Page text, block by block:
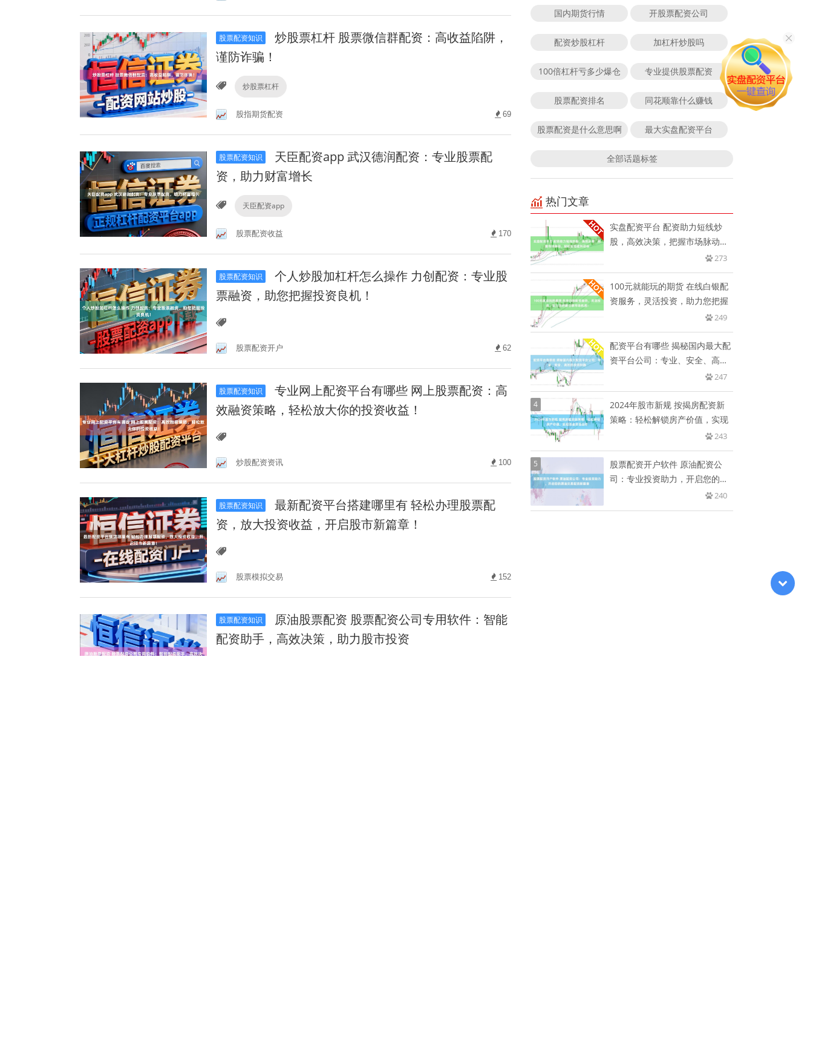
股票配资知识
炒股票杠杆 股票微信群配资：高收益陷阱，
谨防诈骗！
炒股票杠杆
股指期货配资 69
股票配资知识
天臣配资app 武汉德润配资：专业股票配
资，助力财富增长
天臣配资app
股票配资收益 170
股票配资知识
个人炒股加杠杆怎么操作 力创配资：专业股
票融资，助您把握投资良机！
股票配资开户 62
股票配资知识
专业网上配资平台有哪些 网上股票配资：高
效融资策略，轻松放大你的投资收益！
炒股配资资讯 100
股票配资知识
最新配资平台搭建哪里有 轻松办理股票配
资，放大投资收益，开启股市新篇章！
股票模拟交易 152
股票配资知识
原油股票配资 股票配资公司专用软件：智能
配资助手，高效决策，助力股市投资
国内期货行情 开股票配资公司
配资炒股杠杆 加杠杆炒股吗
100倍杠杆亏多少爆仓 专业提供股票配资
股票配资排名 同花顺靠什么赚钱
股票配资是什么意思啊 最大实盘配资平台
全部话题标签
热门文章
实盘配资平台 配资助力短线炒
股，高效决策，把握市场脉动，
273
100元就能玩的期货 在线白银配
资服务，灵活投资，助力您把握
249
配资平台有哪些 揭秘国内最大配
资平台公司：专业、安全、高效
247
4
2024年股市新规 按揭房配资新
策略：轻松解锁房产价值，实现
243
5
股票配资开户软件 原油配资公
司：专业投资助力，开启您的原
240